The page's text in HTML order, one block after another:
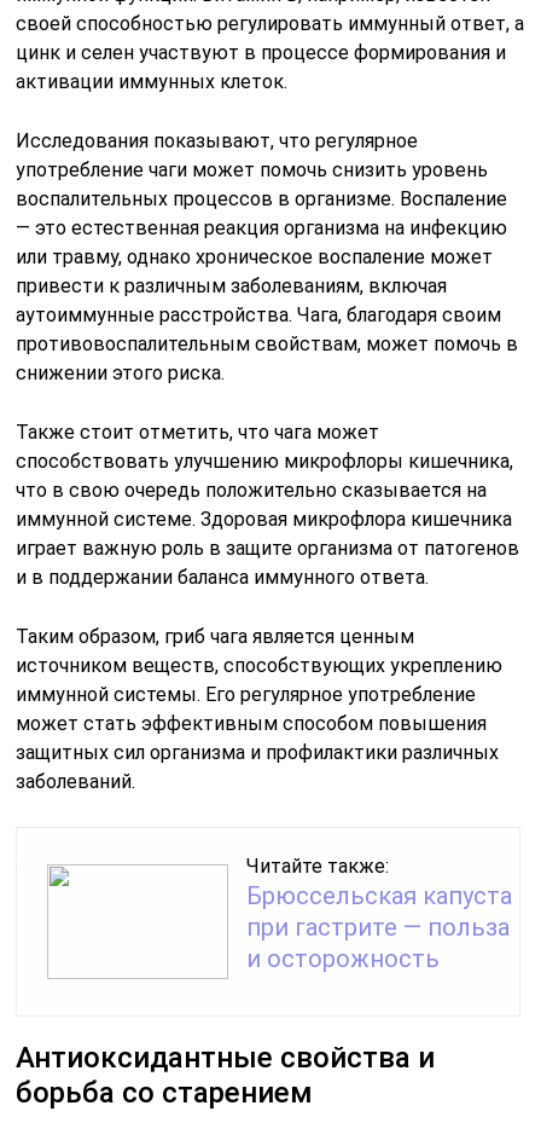
своей способностью регулировать иммунный ответ, а
цинк и селен участвуют в процессе формирования и
активации иммунных клеток.
Исследования показывают, что регулярное
употребление чаги может помочь снизить уровень
воспалительных процессов в организме. Воспаление
— это естественная реакция организма на инфекцию
или травму, однако хроническое воспаление может
привести к различным заболеваниям, включая
аутоиммунные расстройства. Чага, благодаря своим
противовоспалительным свойствам, может помочь в
снижении этого риска.
Также стоит отметить, что чага может
способствовать улучшению микрофлоры кишечника,
что в свою очередь положительно сказывается на
иммунной системе. Здоровая микрофлора кишечника
играет важную роль в защите организма от патогенов
и в поддержании баланса иммунного ответа.
Таким образом, гриб чага является ценным
источником веществ, способствующих укреплению
иммунной системы. Его регулярное употребление
может стать эффективным способом повышения
защитных сил организма и профилактики различных
заболеваний.
Читайте также:
Брюссельская капуста
при гастрите — польза
и осторожность
Антиоксидантные свойства и
борьба со старением